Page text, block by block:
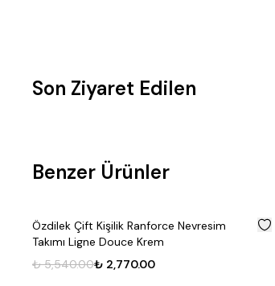
Son Ziyaret Edilen
Benzer Ürünler
50
Özdilek Çift Kişilik Ranforce Nevresim
Takımı Algodon Bej
₺ 5,540.00₺ 2,770.00